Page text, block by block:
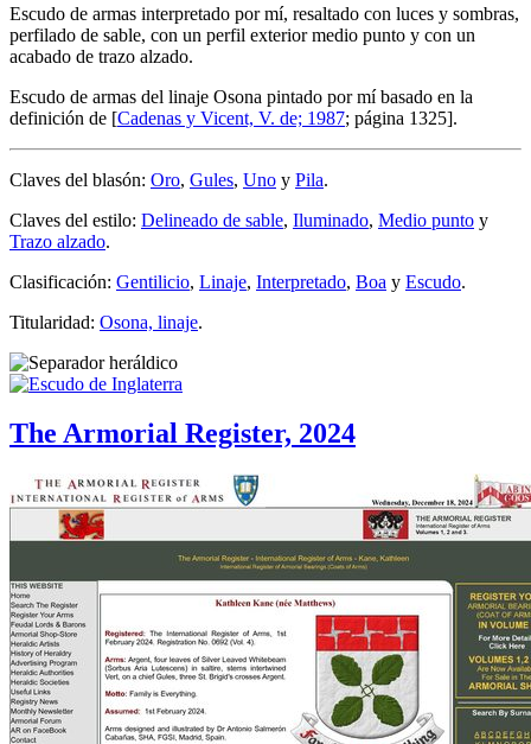
Escudo de armas interpretado por mí, resaltado con luces y sombras,
perfilado de sable, con un perfil exterior medio punto y con un
acabado de trazo alzado.
Escudo de armas del linaje Osona pintado por mí basado en la
definición de [Cadenas y Vicent, V. de; 1987; página 1325].
Claves del blasón: Oro, Gules, Uno y Pila.
Claves del estilo: Delineado de sable, Iluminado, Medio punto y
Trazo alzado.
Clasificación: Gentilicio, Linaje, Interpretado, Boa y Escudo.
Titularidad: Osona, linaje.
The Armorial Register, 2024